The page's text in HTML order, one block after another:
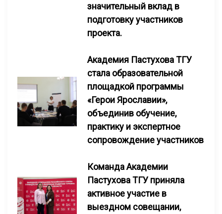
значительный вклад в
подготовку участников
проекта.
Академия Пастухова ТГУ
стала образовательной
площадкой программы
«Герои Ярославии»,
объединив обучение,
практику и экспертное
сопровождение участников
Команда Академии
Пастухова ТГУ приняла
активное участие в
выездном совещании,